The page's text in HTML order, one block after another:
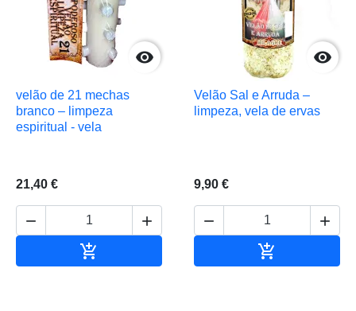

velão de 21 mechas
branco – limpeza
espiritual - vela
21,40 €
 


Velão Sal e Arruda –
limpeza, vela de ervas
9,90 €
 
